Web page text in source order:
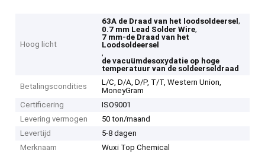
Hoog licht
63A de Draad van het loodsoldeersel,
0.7 mm Lead Solder Wire,
7 mm-de Draad van het
Loodsoldeersel
,
de vacuümdesoxydatie op hoge
temperatuur van de soldeerseldraad
Betalingscondities
L/C, D/A, D/P, T/T, Western Union,
MoneyGram
Certificering
ISO9001
Levering vermogen
50 ton/maand
Levertijd
5-8 dagen
Merknaam
Wuxi Top Chemical